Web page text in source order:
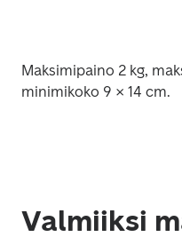
Maksimipaino 2 kg,
minimikoko 9 × 14 cm.
Valmiiksi